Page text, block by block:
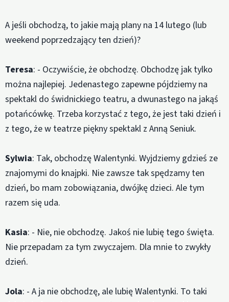
A jeśli obchodzą, to jakie mają plany na 14 lutego (lub
weekend poprzedzający ten dzień)?
Teresa: - Oczywiście, że obchodzę. Obchodzę jak tylko
można najlepiej. Jedenastego zapewne pójdziemy na
spektakl do świdnickiego teatru, a dwunastego na jakąś
potańcówkę. Trzeba korzystać z tego, że jest taki dzień i
z tego, że w teatrze piękny spektakl z Anną Seniuk.
Sylwia: Tak, obchodzę Walentynki. Wyjdziemy gdzieś ze
znajomymi do knajpki. Nie zawsze tak spędzamy ten
dzień, bo mam zobowiązania, dwójkę dzieci. Ale tym
razem się uda.
Kasia: - Nie, nie obchodzę. Jakoś nie lubię tego święta.
Nie przepadam za tym zwyczajem. Dla mnie to zwykły
dzień.
Jola: - A ja nie obchodzę, ale lubię Walentynki. To taki